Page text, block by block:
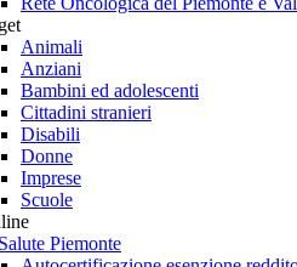
Animali
Anziani
Bambini ed adolescenti
Cittadini stranieri
Disabili
Donne
Imprese
Scuole
Piemonte